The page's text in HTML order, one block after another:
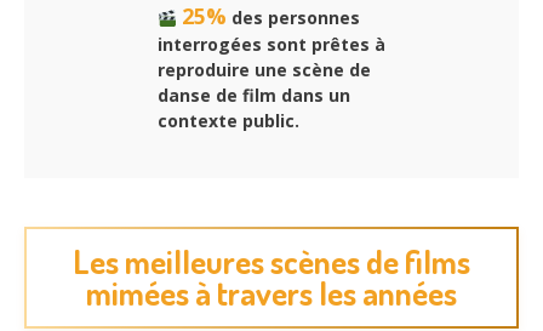
25% des personnes
interrogées sont prêtes à
reproduire une scène de
danse de film dans un
contexte public.
Les meilleures scènes de films
mimées à travers les années